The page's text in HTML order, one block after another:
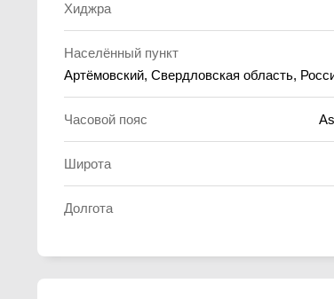
Хиджра
Населённый пункт
Артёмовский, Свердловская область,
Часовой пояс
Широта
Долгота